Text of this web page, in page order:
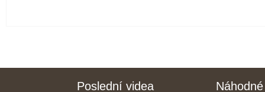
Poslední videa